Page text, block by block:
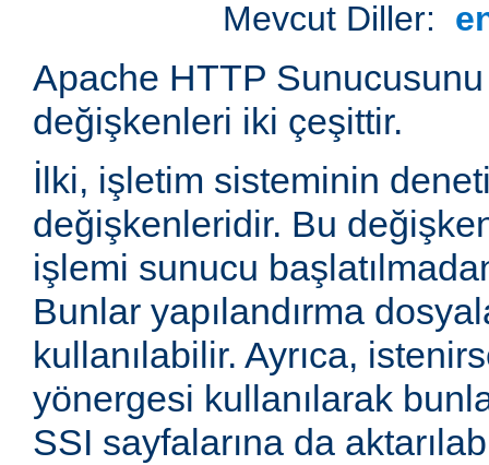
Mevcut Diller:
Apache HTTP
değişkenleri iki çeşittir.
İlki, işletim sisteminin
değişkenleridir. Bu
işlemi sunucu
Bunlar yapılandırma
kullanılabilir. Ayrıca,
yönergesi kullanılarak
SSI sayfalarına da